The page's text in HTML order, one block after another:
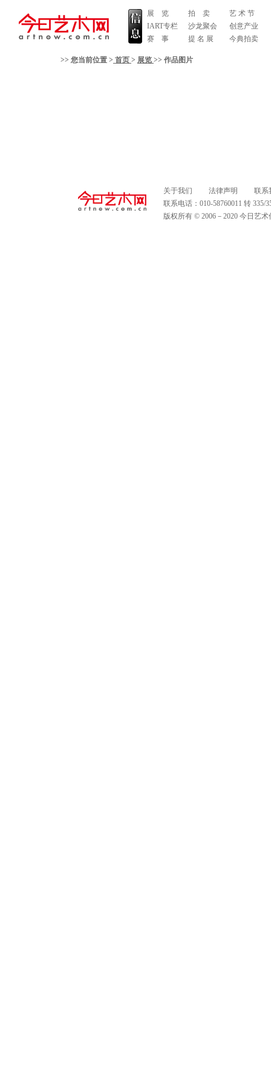
展 览
IART专栏
赛 事
拍 卖
沙龙聚会
提 名 展
艺 术 节
创意产业
今典拍卖
>> 您当前位置 > 首页 > 展览 >> 作品图片
关于我们 法律声明
联系
联系电话：010-58760011 转
版权所有 © 2006－2020 今日艺